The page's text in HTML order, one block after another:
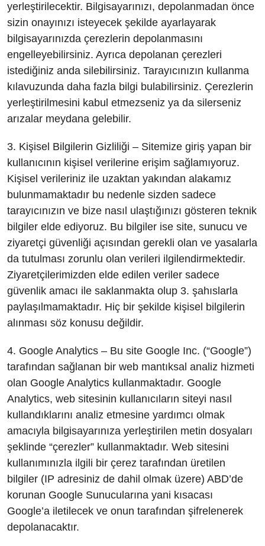
yerleştirilecektir. Bilgisayarınızı, depolanmadan önce
sizin onayınızı isteyecek şekilde ayarlayarak
bilgisayarınızda çerezlerin depolanmasını
engelleyebilirsiniz. Ayrıca depolanan çerezleri
istediğiniz anda silebilirsiniz. Tarayıcınızın kullanma
kılavuzunda daha fazla bilgi bulabilirsiniz. Çerezlerin
yerleştirilmesini kabul etmezseniz ya da silerseniz
arızalar meydana gelebilir.
3. Kişisel Bilgilerin Gizliliği – Sitemize giriş yapan bir
kullanıcının kişisel verilerine erişim sağlamıyoruz.
Kişisel verileriniz ile uzaktan yakından alakamız
bulunmamaktadır bu nedenle sizden sadece
tarayıcınızın ve bize nasıl ulaştığınızı gösteren teknik
bilgiler elde ediyoruz. Bu bilgiler ise site, sunucu ve
ziyaretçi güvenliği açısından gerekli olan ve yasalarla
da tutulması zorunlu olan verileri ilgilendirmektedir.
Ziyaretçilerimizden elde edilen veriler sadece
güvenlik amacı ile saklanmakta olup 3. şahıslarla
paylaşılmamaktadır. Hiç bir şekilde kişisel bilgilerin
alınması söz konusu değildir.
4. Google Analytics – Bu site Google Inc. (“Google”)
tarafından sağlanan bir web mantıksal analiz hizmeti
olan Google Analytics kullanmaktadır. Google
Analytics, web sitesinin kullanıcıların siteyi nasıl
kullandıklarını analiz etmesine yardımcı olmak
amacıyla bilgisayarınıza yerleştirilen metin dosyaları
şeklinde “çerezler” kullanmaktadır. Web sitesini
kullanımınızla ilgili bir çerez tarafından üretilen
bilgiler (IP adresiniz de dahil olmak üzere) ABD’de
korunan Google Sunucularına yani kısacası
Google’a iletilecek ve onun tarafından şifrelenerek
depolanacaktır.